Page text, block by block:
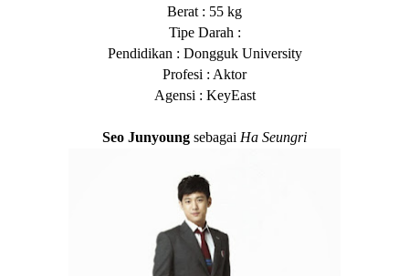
Berat : 55 kg
Tipe Darah :
Pendidikan : Dongguk University
Profesi : Aktor
Agensi : KeyEast
Seo Junyoung sebagai Ha Seungri